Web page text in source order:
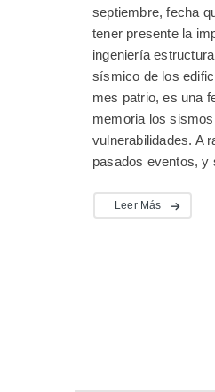
septiembre, fecha
tener presente la
ingeniería
sísmico de los
mes patrio, es una
memoria los
vulnerabilidades. A
pasados eventos, y
Leer Más